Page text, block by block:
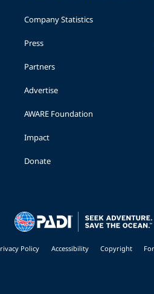
Company Statistics
Press
Partners
Advertise
AWARE Foundation
Impact
Donate
Policy Accessibility Copyright